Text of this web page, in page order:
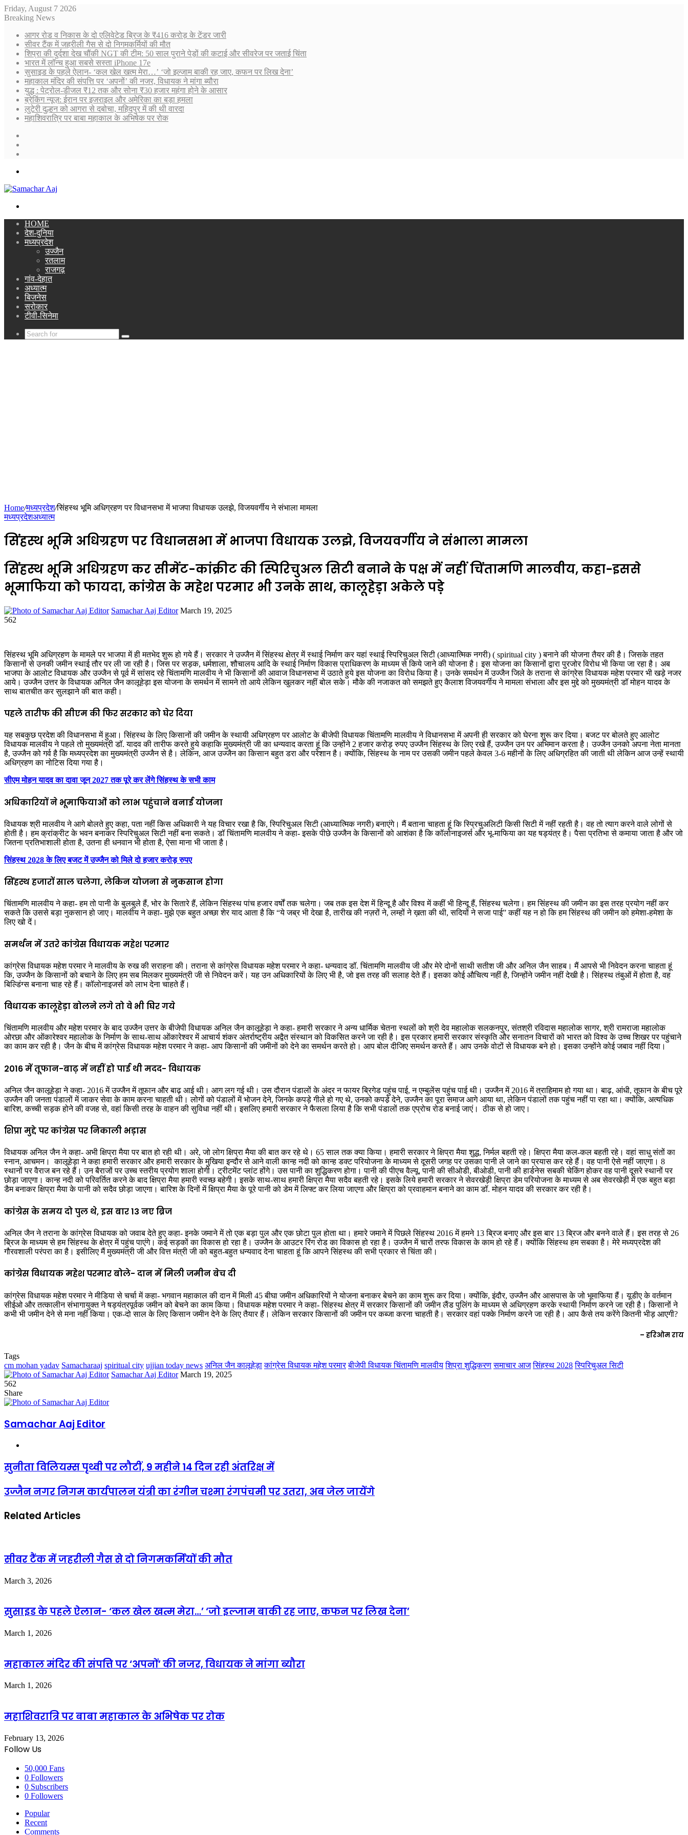
Friday, August 7 2026
Breaking News
आगर रोड व निकास के दो एलिवेटेड ब्रिज के ₹416 करोड़ के टेंडर जारी
सीवर टैंक में जहरीली गैस से दो निगमकर्मियों की मौत
शिप्रा की दुर्दशा देख चौंकी NGT की टीम: 50 साल पुराने पेड़ों की कटाई और सीवरेज पर जताई चिंता
भारत में लॉन्च हुआ सबसे सस्ता iPhone 17e
सुसाइड के पहले ऐलान- ‘कल खेल खत्म मेरा…’ ‘जो इल्जाम बाकी रह जाए, कफन पर लिख देना’
महाकाल मंदिर की संपत्ति पर ‘अपनों’ की नजर, विधायक ने मांगा ब्यौरा
युद्ध : पेट्रोल-डीजल ₹12 तक और सोना ₹30 हजार महंगा होने के आसार
ब्रेकिंग न्यूज़: ईरान पर इजराइल और अमेरिका का बड़ा हमला
लुटेरी दुल्हन को आगरा से दबोचा, महिदपुर में की थी वारदा
महाशिवरात्रि पर बाबा महाकाल के अभिषेक पर रोक
HOME
देश-दुनिया
मध्यप्रदेश
उज्जैन
रतलाम
राजगढ़
गांव-देहात
अध्यात्म
बिजनेस
सरोकार
टीवी-सिनेमा
Search
Home/मध्यप्रदेश/सिंहस्थ भूमि अधिग्रहण पर विधानसभा में भाजपा विधायक उलझे, विजयवर्गीय ने संभाला मामला
मध्यप्रदेशअध्यात्म
सिंहस्थ भूमि अधिग्रहण पर विधानसभा में भाजपा विधायक उलझे, विजयवर्गीय ने संभाला मामला
सिंहस्थ भूमि अधिग्रहण कर सीमेंट-कांक्रीट की स्पिरिचुअल सिटी बनाने के पक्ष में नहीं चिंतामणि मालवीय, कहा-इससे
भूमाफिया को फायदा, कांग्रेस के महेश परमार भी उनके साथ, कालूहेड़ा अकेले पड़े
Samachar Aaj Editor Send
March 19, 2025
562
सिंहस्थ भूमि अधिग्रहण के मामले पर भाजपा में ही मतभेद शुरू हो गये हैं। सरकार ने उज्जैन में सिंहस्थ क्षेत्र में स्थाई निर्माण कर यहां स्थाई स्पिरिचुअल सिटी (आध्यात्मिक नगरी) ( spiritual city ) बनाने की योजना तैयर की है। जिसके तहत
किसानों से उनकी जमीन स्थाई तौर पर ली जा रही है। जिस पर सड़क, धर्मशाला, शौचालय आदि के स्थाई निर्माण विकास प्राधिकरण के माध्यम से किये जाने की योजना है। इस योजना का किसानों द्वारा पुरजोर विरोध भी किया जा रहा है। अब
भाजपा के आलोट विधायक और उज्जैन से पूर्व में सांसद रहे चिंतामणि मालवीय ने भी किसानों की आवाज विधानसभा में उठाते हुये इस योजना का विरोध किया है। उनके समर्थन में उज्जैन जिले के तराना से कांग्रेस विधायक महेश परमार भी खड़े नजर
आये। उज्जैन उत्तर के विधायक अनिल जैन कालूहेड़ा इस योजना के समर्थन में सामने तो आये लेकिन खुलकर नहीं बोल सके। मौके की नजाकत को समझते हुए कैलाश विजयवर्गीय ने मामला संभाला और इस मुद्दे को मुख्यमंत्री डॉ मोहन यादव के
साथ बातचीत कर सुलझाने की बात कही।
पहले तारीफ की सीएम की फिर सरकार को घेर दिया
यह सबकुछ प्रदेश की विधानसभा में हुआ। सिंहस्थ के लिए किसानों की जमीन के स्थायी अधिग्रहण पर आलोट के बीजेपी विधायक चिंतामणि मालवीय ने विधानसभा में अपनी ही सरकार को घेरना शुरू कर दिया। बजट पर बोलते हुए आलोट
विधायक मालवीय ने पहले तो मुख्यमंत्री डॉ. यादव की तारीफ करते हुये कहाकि मुख्यमंत्री जी का धन्यवाद करता हूं कि उन्होंने 2 हजार करोड़ रुपए उज्जैन सिंहस्थ के लिए रखे हैं, उज्जैन उन पर अभिमान करता है। उज्जैन उनको अपना नेता मानता
है, उज्जैन को गर्व है कि मध्यप्रदेश का मुख्यमंत्री उज्जैन से है। लेकिन, आज उज्जैन का किसान बहुत डरा और परेशान है। क्योंकि, सिंहस्थ के नाम पर उसकी जमीन पहले केवल 3-6 महीनों के लिए अधिग्रहित की जाती थी लेकिन आज उन्हें स्थायी
अधिग्रहण का नोटिस दिया गया है।
सीएम मोहन यादव का दावा जून 2027 तक पूरे कर लेंगे सिंहस्थ के सभी काम
अधिकारियों ने भूमाफियाओं को लाभ पहुंचाने बनाई योजना
विधायक श्री मालवीय ने आगे बोलते हुए कहा, पता नहीं किस अधिकारी ने यह विचार रखा है कि, स्पिरिचुअल सिटी (आध्यात्मिक नगरी) बनाएंगे। मैं बताना चाहता हूं कि स्प्रिचुअलिटी किसी सिटी में नहीं रहती है। वह तो त्याग करने वाले लोगों से
होती है। हम क्रांक्रीट के भवन बनाकर स्पिरिचुअल सिटी नहीं बना सकते। डॉ चिंतामणि मालवीय ने कहा- इसके पीछे उज्जैन के किसानों को आशंका है कि कॉलोनाइजर्स और भू-माफिया का यह षड्यंत्र है। पैसा प्रतिभा से कमाया जाता है और जो
जितना प्रतिभाशाली होता है, उतना ही धनवान भी होता है, ऐसा माना भी जाता है।
सिंहस्थ 2028 के लिए बजट में उज्जैन को मिले दो हजार करोड़ रुपए
सिंहस्थ हजारों साल चलेगा, लेकिन योजना से नुकसान होगा
चिंतामणि मालवीय ने कहा- हम तो पानी के बुलबुले हैं, भोर के सितारे हैं, लेकिन सिंहस्थ पांच हजार वर्षों तक चलेगा। जब तक इस देश में हिन्दू है और विश्व में कहीं भी हिन्दू हैं, सिंहस्थ चलेगा। हम सिंहस्थ की जमीन का इस तरह प्रयोग नहीं कर
सकते कि उससे बड़ा नुकसान हो जाए। मालवीय ने कहा- मुझे एक बहुत अच्छा शेर याद आता है कि “ये जब्र भी देखा है, तारीख की नज़रों ने, लम्हों ने ख़ता की थी, सदियों ने सजा पाई” कहीं यह न हो कि हम सिंहस्थ की जमीन को हमेशा-हमेशा के
लिए खो दें।
समर्थन में उतरे कांग्रेस विधायक महेश परमार
कांग्रेस विधायक महेश परमार ने मालवीय के रुख की सराहना की। तराना से कांग्रेस विधायक महेश परमार ने कहा- धन्यवाद डॉ. चिंतामणि मालवीय जी और मेरे दोनों साथी सतीश जी और अनिल जैन साहब। मैं आपसे भी निवेदन करना चाहता हूं
कि, उज्जैन के किसानों को बचाने के लिए हम सब मिलकर मुख्यमंत्री जी से निवेदन करें। यह उन अधिकारियों के लिए भी है, जो इस तरह की सलाह देते हैं। इसका कोई औचित्य नहीं है, जिन्होंने जमीन नहीं देखी है। सिंहस्थ तंबुओं में होता है, वह
बिल्डिंग्स बनाना चाह रहे हैं। कॉलोनाइजर्स को लाभ देना चाहते हैं।
विधायक कालूहेड़ा बोलने लगे तो वे भी घिर गये
चिंतामणि मालवीय और महेश परमार के बाद उज्जैन उत्तर के बीजेपी विधायक अनिल जैन कालूहेड़ा ने कहा- हमारी सरकार ने अन्य धार्मिक चेतना स्थलों को श्री देव महालोक सलकनपुर, संतश्री रविदास महालोक सागर, श्री रामराजा महालोक
ओरछा और ओंकारेश्वर महालोक के निर्माण के साथ-साथ ओंकारेश्वर में आचार्य शंकर अंतर्राष्ट्रीय अद्वैत संस्थान को विकसित करने जा रही है। इस प्रकार हमारी सरकार संस्कृति और सनातन विचारों को भारत को विश्व के उच्च शिखर पर पहुंचाने
का काम कर रही है। जैन के बीच में कांग्रेस विधायक महेश परमार ने कहा- आप किसानों की जमीनों को देने का समर्थन करते हो। आप बोल दीजिए समर्थन करते हैं। आप उनके वोटों से विधायक बने हो। इसका उन्होंने कोई जबाव नहीं दिया।
2016 में तूफान-बाढ़ में नहीं हो पाई थी मदद- विधायक
अनिल जैन कालूहेड़ा ने कहा- 2016 में उज्जैन में तूफान और बाढ़ आई थी। आग लग गई थी। उस दौरान पंडालों के अंदर न फायर ब्रिगेड पहुंच पाई, न एम्बुलेंस पहुंच पाई थी। उज्जैन में 2016 में त्राहिमाम हो गया था। बाढ़, आंधी, तूफान के बीच पूरे
उज्जैन की जनता पंडालों में जाकर सेवा के काम करना चाहती थी। लोगों को पंडालों में भोजन देने, जिनके कपड़े गीले हो गए थे, उनको कपडे़ देने, उज्जैन का पूरा समाज आगे आया था, लेकिन पंडालों तक पहुंच नहीं पा रहा था। क्योंकि, अत्यधिक
बारिश, कच्ची सड़क होने की वजह से, वहां किसी तरह के वाहन की सुविधा नहीं थी। इसलिए हमारी सरकार ने फैसला लिया है कि सभी पंडालों तक एप्रोच रोड बनाई जाएं। ठीक से हो जाए।
शिप्रा मुद्दे पर कांग्रेस पर निकाली भड़ास
विधायक अनिल जैन ने कहा- अभी क्षिप्रा मैया पर बात हो रही थी। अरे, जो लोग क्षिप्रा मैया की बात कर रहे थे। 65 साल तक क्या किया। हमारी सरकार ने क्षिप्रा मैया शुद्ध, निर्मल बहती रहे। क्षिप्रा मैया कल-कल बहती रहे। वहां साधु संतों का
स्नान, आचमन। कालूहेड़ा ने कहा हमारी सरकार और हमारी सरकार के मुखिया इन्दौर से आने वाली कान्ह नदी को कान्ह डक्ट परियोजना के माध्यम से दूसरी जगह पर उसका पानी ले जाने का प्रयास कर रहे हैं। वह पानी ऐसे नहीं जाएगा। 8
स्थानों पर वैराज बन रहे हैं। उन बैराजों पर उच्च स्तरीय प्रयोग शाला होगी। ट्रीटमेंट प्लांट होंगे। उस पानी का शुद्धिकरण होगा। पानी की पीएच वैल्यू, पानी की सीओडी, बीओडी, पानी की हार्डनेस सबकी चेकिंग होकर वह पानी दूसरे स्थानों पर
छोड़ा जाएगा। कान्ह नदी को परिवर्तित करने के बाद क्षिप्रा मैया हमारी स्वच्छ बहेगी। इसके साथ-साथ हमारी क्षिप्रा मैया सदैव बहती रहे। इसके लिये हमारी सरकार ने सेवरखेड़ी क्षिप्रा डेम परियोजना के माध्यम से अब सेवरखेड़ी में एक बहुत बड़ा
डैम बनाकर क्षिप्रा मैया के पानी को सदैव छोड़ा जाएगा। बारिश के दिनों में क्षिप्रा मैया के पूरे पानी को डेम में लिफ्ट कर लिया जाएगा और क्षिप्रा को प्रवाहमान बनाने का काम डॉ. मोहन यादव की सरकार कर रही है।
कांग्रेस के समय दो पुल थे, इस बार 13 नए ब्रिज
अनिल जैन ने तराना के कांग्रेस विधायक को जवाब देते हुए कहा- इनके जमाने में तो एक बड़ा पुल और एक छोटा पुल होता था। हमारे जमाने में पिछले सिंहस्थ 2016 में हमने 13 ब्रिज बनाए और इस बार 13 ब्रिज और बनने वाले हैं। इस तरह से 26
ब्रिज के माध्यम से हम सिंहस्थ के क्षेत्र में पहुंच पाएंगे। कई सड़कों का विकास हो रहा है। उज्जैन के आउटर रिंग रोड का विकास हो रहा है। उज्जैन में चारों तरफ विकास के काम हो रहे हैं। क्योंकि सिंहस्थ हम सबका है। मेरे मध्यप्रदेश की
गौरवशाली परंपरा का है। इसीलिए मैं मुख्यमंत्री जी और वित्त मंत्री जी को बहुत-बहुत धन्यवाद देना चाहता हूं कि आपने सिंहस्थ की सभी प्रकार से चिंता की​।
कांग्रेस विधायक महेश परमार बोले- दान में मिली जमीन बेच दी
कांग्रेस विधायक महेश परमार ने मीडिया से चर्चा में कहा- भगवान महाकाल की दान में मिली 45 बीघा जमीन अधिकारियों ने योजना बनाकर बेचने का काम शुरू कर दिया। क्योंकि, इंदौर, उज्जैन और आसपास के जो भूमाफिया हैं। यूडीए के वर्तमान
सीईओ और तत्कालीन संभागायुक्त ने षड्यंत्रपूर्वक जमीन को बेचने का काम किया। विधायक महेश परमार ने कहा- सिंहस्थ क्षेत्र में सरकार किसानों की जमीन लैंड पुलिंग के माध्यम से अधिग्रहण करके स्थायी निर्माण करने जा रही है। किसानों ने
कभी भी जमीन देने से मना नहीं किया। एक-दो साल के लिए किसान जमीन देने के लिए तैयार हैं। लेकिन सरकार किसानों की जमीन पर कब्जा करना चाहती है। सरकार वहां पक्के निर्माण करने जा रही है। आप कैसे तय करेंगे कितनी भीड़ आएगी?
– हरिओम राय
Tags
cm mohan yadav Samacharaaj spiritual city ujjian today news अनिल जैन कालूहेड़ा कांग्रेस विधायक महेश परमार बीजेपी विधायक चिंतामणि मालवीय शिप्रा शुद्धिकरण समाचार आज सिंहस्थ 2028 स्पिरिचुअल सिटी
Samachar Aaj Editor Send
March 19, 2025
562
Facebook
Twitter
LinkedIn
Tumblr
Pinterest
Reddit
VKontakte
Odnoklassniki
Pocket
Share
Facebook
Twitter
LinkedIn
Tumblr
Pinterest
Reddit
VKontakte
Odnoklassniki
Pocket
Share
Email
Print
Samachar Aaj Editor
सुनीता विलियम्स पृथ्वी पर लौटीं, 9 महीने 14 दिन रही अंतरिक्ष में
उज्जैन नगर निगम कार्यपालन यंत्री का रंगीन चश्मा रंगपंचमी पर उतरा, अब जेल जायेंगे
Related Articles
सीवर टैंक में जहरीली गैस से दो निगमकर्मियों की मौत
March 3, 2026
सुसाइड के पहले ऐलान- ‘कल खेल खत्म मेरा…’ ‘जो इल्जाम बाकी रह जाए, कफन पर लिख देना’
March 1, 2026
महाकाल मंदिर की संपत्ति पर ‘अपनों’ की नजर, विधायक ने मांगा ब्यौरा
March 1, 2026
महाशिवरात्रि पर बाबा महाकाल के अभिषेक पर रोक
February 13, 2026
Follow Us
50,000 Fans
0 Followers
0 Subscribers
0 Followers
Popular
Recent
Comments